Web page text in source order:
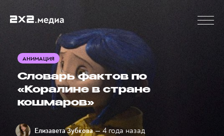
АНИМАЦИЯ
Словарь фактов по
«Коралине в стране
кошмаров»
Елизавета Зубкова — 4 года назад